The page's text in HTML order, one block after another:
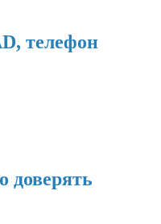
телефон
доверять